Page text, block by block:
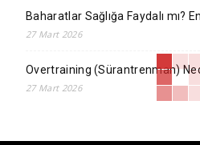
Baharatlar Sağlığa Faydalı mı?
27 Mart 2026
Overtraining (Sürantrenman)
27 Mart 2026